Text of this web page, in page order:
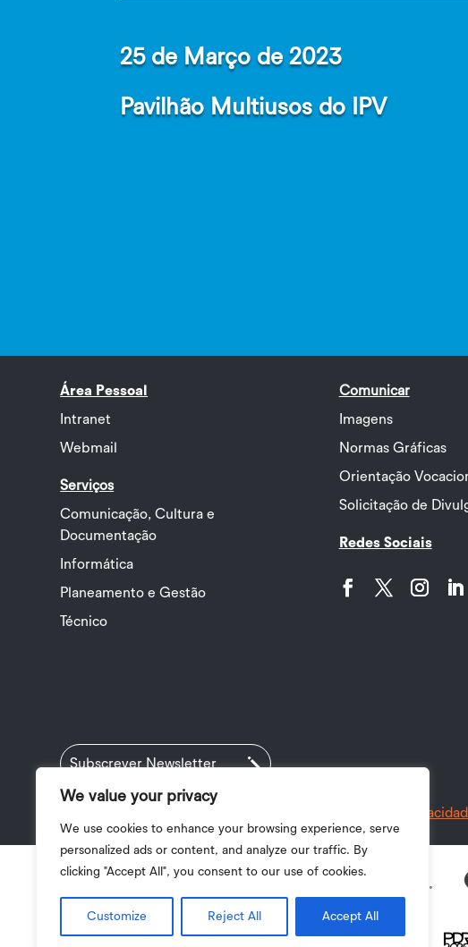
We value your privacy
We use cookies to enhance your browsing experience, serve
personalized ads or content, and analyze our traffic. By
clicking "Accept All", you consent to our use of cookies.
Customize Reject All Accept All
25 de Março de 2023
Pavilhão Multiusos do IPV
Área Pessoal
Intranet
Webmail
Serviços
Comunicação, Cultura e
Documentação
Informática
Planeamento e Gestão
Técnico
Comunicar
Imagens
Normas Gráficas
Orientação
Solicitação de
Redes Sociais
Subscrever Newsletter
Política de